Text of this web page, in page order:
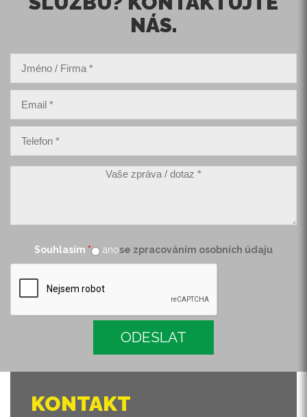
NÁS.
Vaše zpráva / dotaz*
Souhlasím * anose zpracováním osobních údaju
KONTAKT